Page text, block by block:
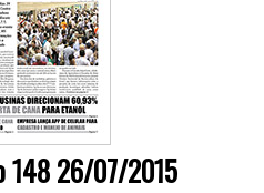
148 26/07/2015